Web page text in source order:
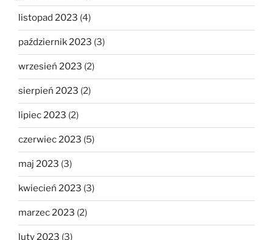
listopad 2023 (4)
październik 2023 (3)
wrzesień 2023 (2)
sierpień 2023 (2)
lipiec 2023 (2)
czerwiec 2023 (5)
maj 2023 (3)
kwiecień 2023 (3)
marzec 2023 (2)
luty 2023 (3)